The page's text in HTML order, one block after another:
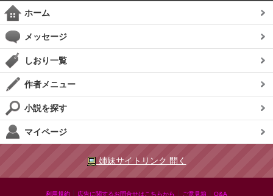
ホーム
メッセージ
しおり一覧
作者メニュー
小説を探す
マイページ
姉妹サイトリンク 開く
利用規約 広告に関するお問合せはこちらから ご意見箱 Q&A